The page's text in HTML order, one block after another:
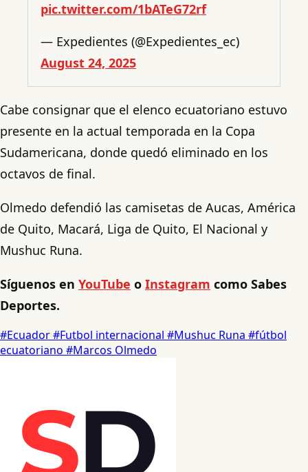
pic.twitter.com/1bATeG72rf
— Expedientes (@Expedientes_ec)
August 24, 2025
Cabe consignar que el elenco ecuatoriano estuvo
presente en la actual temporada en la Copa
Sudamericana, donde quedó eliminado en los
octavos de final.
Olmedo defendió las camisetas de Aucas, América
de Quito, Macará, Liga de Quito, El Nacional y
Mushuc Runa.
Síguenos en YouTube o Instagram como Sabes
Deportes.
#Ecuador#Futbol internacional #Mushuc Runa #fútbol
ecuatoriano #Marcos Olmedo